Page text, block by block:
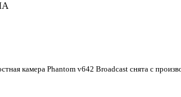
камера Phantom v642 Broadcast снята с